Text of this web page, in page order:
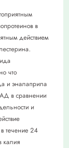
в
действием
что
и эналаприла
в сравнении
и
течение 24
калия